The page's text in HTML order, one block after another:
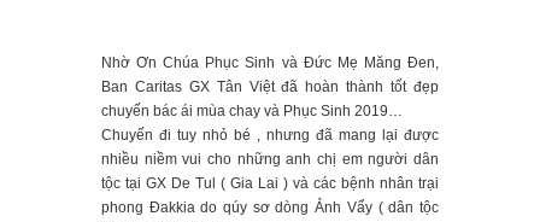
Nhờ Ơn Chúa Phục Sinh và Đức Mẹ Măng Đen,
Ban Caritas GX Tân Việt đã hoàn thành tốt đẹp
chuyến bác ái mùa chay và Phục Sinh 2019…
Chuyến đi tuy nhỏ bé , nhưng đã mang lại được
nhiều niềm vui cho những anh chị em người dân
tộc tại GX De Tul ( Gia Lai ) và các bệnh nhân trại
phong Đakkia do qúy sơ dòng Ảnh Vẩy ( dân tộc